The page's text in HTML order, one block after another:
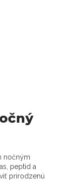
nočným
peptid a
prirodzenú